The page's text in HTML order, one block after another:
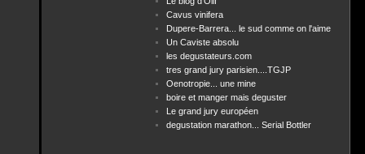
Cavus vinifera
Dupere-Barrera... le sud comme on l'aime
Un Caviste absolu
les degustateurs.com
tres grand jury parisien....TGJP
Oenotropie... une mine
boire et manger mais deguster
Le grand jury européen
degustation marathon... Serial Bottler